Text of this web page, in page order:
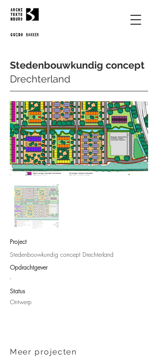
Stedenbouwkundig concept
Drechterland
Project
Stedenbouwkundig concept Drechterland
Opdrachtgever​
-
Status
Ontwerp
Meer projecten